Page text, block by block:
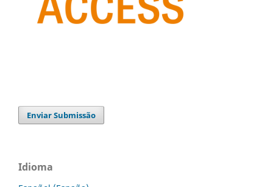
Enviar Submissão
Idioma